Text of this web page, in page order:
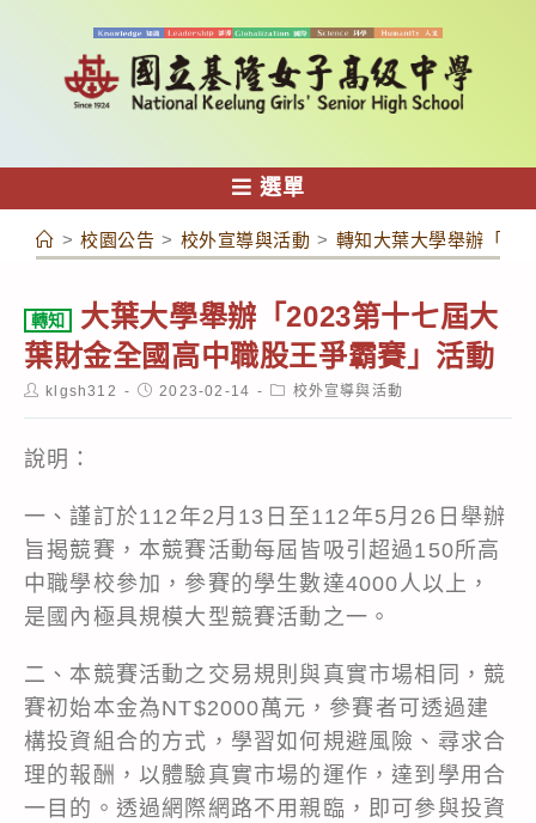
容
選單
> 校園公告 > 校外宣導與活動 > 轉知大葉大學舉辦「
轉知
大葉大學舉辦「2023第十七屆大
葉財金全國高中職股王爭霸賽」活動
Postklgsh312
Post2023-02-14
Post校外宣導與活動
說明：
一、謹訂於112年2月13日至112年5月26日舉辦
旨揭競賽，本競賽活動每屆皆吸引超過150所高
中職學校參加，參賽的學生數達4000人以上，
是國內極具規模大型競賽活動之一。
二、本競賽活動之交易規則與真實市場相同，競
賽初始本金為NT$2000萬元，參賽者可透過建
構投資組合的方式，學習如何規避風險、尋求合
理的報酬，以體驗真實市場的運作，達到學用合
一目的。透過網際網路不用親臨，即可參與投資